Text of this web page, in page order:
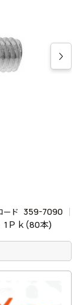
ード 359-7090
1Ｐｋ(80本)